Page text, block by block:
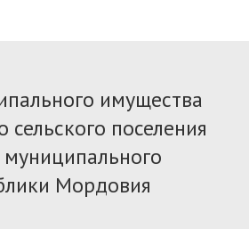
имущества
сельского поселения
Мордовия